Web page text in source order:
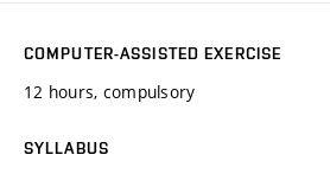
COMPUTER-ASSISTED EXERCISE
12 hours, compulsory
SYLLABUS